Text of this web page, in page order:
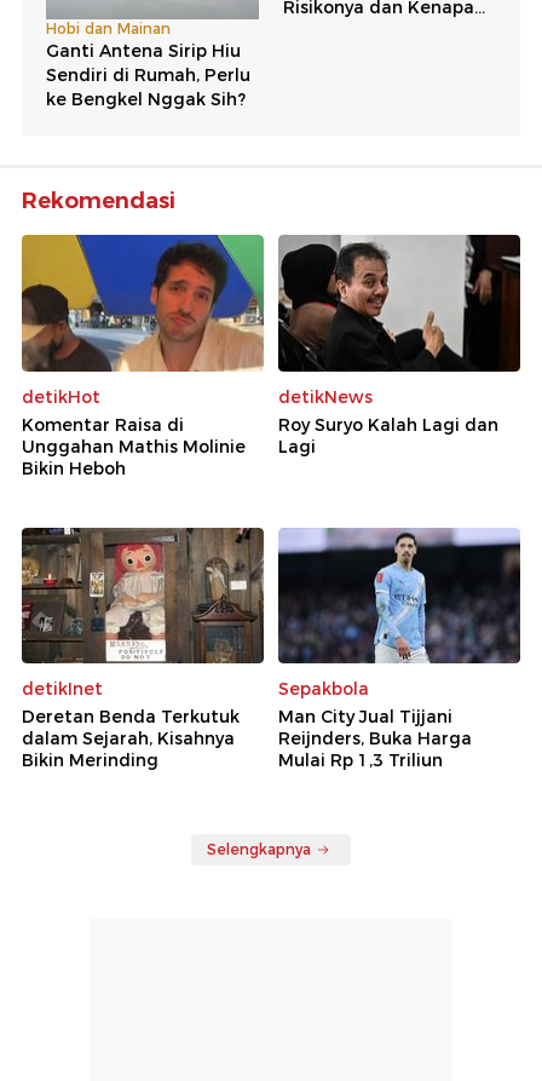
Rekomendasi
detikHot
Komentar Raisa di
Unggahan Mathis Molinie
Bikin Heboh
detikNews
Roy Suryo Kalah Lagi dan
Lagi
detikInet
Deretan Benda Terkutuk
dalam Sejarah, Kisahnya
Bikin Merinding
Sepakbola
Man City Jual Tijjani
Reijnders, Buka Harga
Mulai Rp 1,3 Triliun
Selengkapnya